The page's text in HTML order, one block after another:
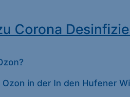
Corona
Ozon in der In den Hufener
Inhalte von